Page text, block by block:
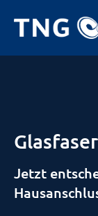
Tarife Ausbau
Jetzt